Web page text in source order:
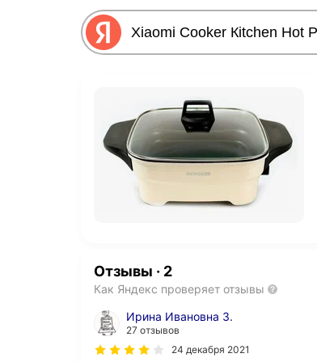
Отзывы · 2
Как Яндекс проверяет отзывы
Ирина Ивановна З.
27 отзывов
24 декабря 2021